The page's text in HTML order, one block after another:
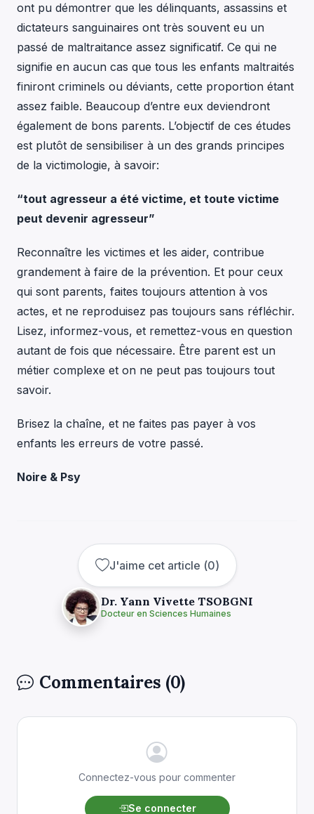
ont pu démontrer que les délinquants, assassins et
dictateurs sanguinaires ont très souvent eu un
passé de maltraitance assez significatif. Ce qui ne
signifie en aucun cas que tous les enfants maltraités
finiront criminels ou déviants, cette proportion étant
assez faible. Beaucoup d’entre eux deviendront
également de bons parents. L’objectif de ces études
est plutôt de sensibiliser à un des grands principes
de la victimologie, à savoir:
“tout agresseur a été victime, et toute victime
peut devenir agresseur”
Reconnaître les victimes et les aider, contribue
grandement à faire de la prévention. Et pour ceux
qui sont parents, faites toujours attention à vos
actes, et ne reproduisez pas toujours sans réfléchir.
Lisez, informez-vous, et remettez-vous en question
autant de fois que nécessaire. Être parent est un
métier complexe et on ne peut pas toujours tout
savoir.
Brisez la chaîne, et ne faites pas payer à vos
enfants les erreurs de votre passé.
Noire & Psy
J'aime cet article (0)
Dr. Yann Vivette TSOBGNI
Docteur en Sciences Humaines
Commentaires (0)
Connectez-vous pour commenter
Se connecter